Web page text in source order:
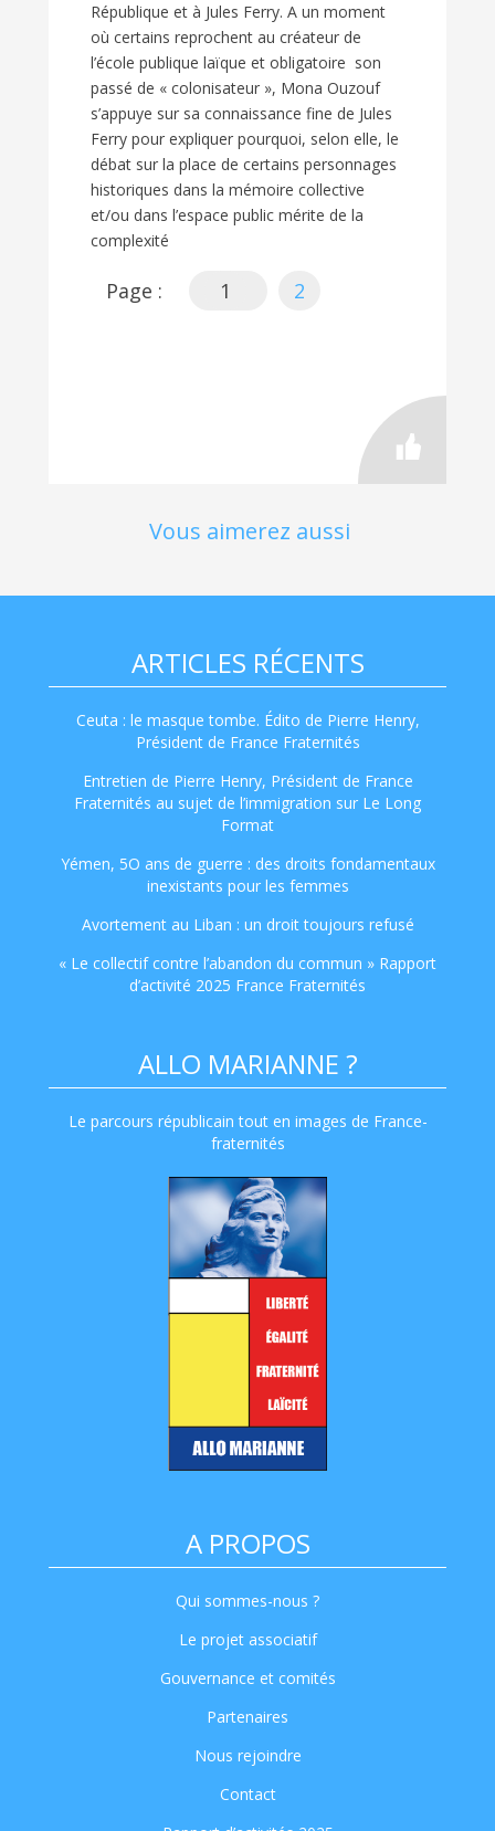
République et à Jules Ferry. A un moment
où certains reprochent au créateur de
l’école publique laïque et obligatoire son
passé de « colonisateur », Mona Ouzouf
s’appuye sur sa connaissance fine de Jules
Ferry pour expliquer pourquoi, selon elle, le
débat sur la place de certains personnages
historiques dans la mémoire collective
et/ou dans l’espace public mérite de la
complexité
Page : 1 2
Vous aimerez aussi
ARTICLES RÉCENTS
Ceuta : le masque tombe. Édito de Pierre Henry,
Président de France Fraternités
Entretien de Pierre Henry, Président de France
Fraternités au sujet de l’immigration sur Le Long
Format
Yémen, 5O ans de guerre : des droits fondamentaux
inexistants pour les femmes
Avortement au Liban : un droit toujours refusé
« Le collectif contre l’abandon du commun » Rapport
d’activité 2025 France Fraternités
ALLO MARIANNE ?
Le parcours républicain tout en images de France-
fraternités
A PROPOS
Qui sommes-nous ?
Le projet associatif
Gouvernance et comités
Partenaires
Nous rejoindre
Contact